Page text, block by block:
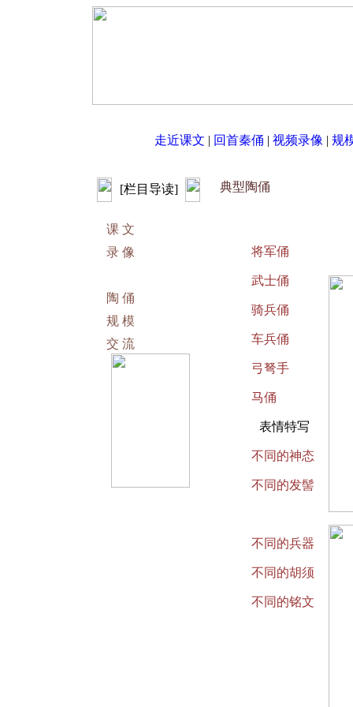
走近课文 | 回首秦俑 | 视频录像 | 规
[栏目导读]
课 文
录 像
陶 俑
规 模
交 流
典型陶俑
将军俑
武士俑
骑兵俑
车兵俑
弓弩手
马俑
表情特写
不同的神态
不同的发髻
不同的兵器
不同的胡须
不同的铭文